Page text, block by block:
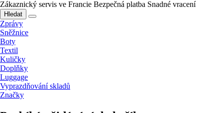
Zákaznický servis ve Francie Bezpečná platba Snadné vracení
Hledat
Zprávy
Sněžnice
Boty
Textil
Kuličky
Doplňky
Luggage
Vyprazdňování skladů
Značky